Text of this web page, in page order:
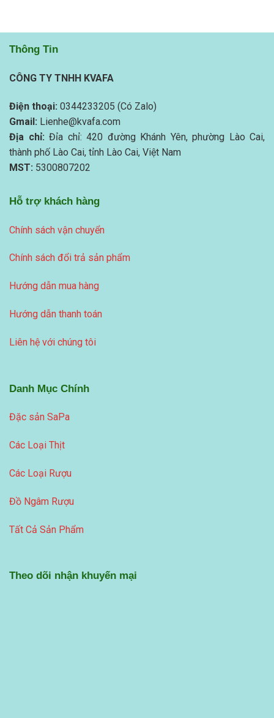
Thông Tin
CÔNG TY TNHH KVAFA
Điện thoại: 0344233205 (Có Zalo)
Gmail: Lienhe@kvafa.com
Địa chỉ: Đỉa chỉ: 420 đường Khánh Yên, phường Lào Cai,
thành phố Lào Cai, tỉnh Lào Cai, Việt Nam
MST: 5300807202
Hỗ trợ khách hàng
Chính sách vận chuyển
Chính sách đổi trả sản phẩm
Hướng dẫn mua hàng
Hướng dẫn thanh toán
Liên hệ với chúng tôi
Danh Mục Chính
Đặc sản SaPa
Các Loại Thịt
Các Loại Rượu
Đồ Ngâm Rượu
Tất Cả Sản Phẩm
Theo dõi nhận khuyến mại